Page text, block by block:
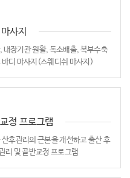
사지
내장기관 원활, 독소배출, 복부수축
바디 마사지(스웨디쉬 마사지)
정 프로그램
산후관리의 근본을개선하고 출산 후
리 및 골반교정 프로그램